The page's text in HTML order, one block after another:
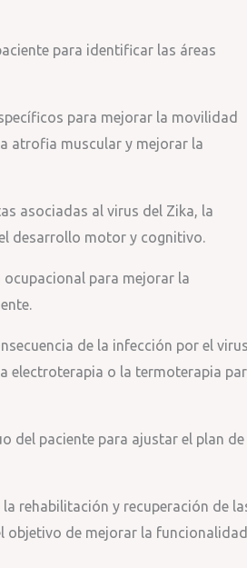
para identificar las áreas
para mejorar la movilidad
atrofia muscular y mejorar la
asociadas al virus del Zika, la
desarrollo motor y cognitivo.
ocupacional para mejorar la
de la infección por el
electroterapia o la termoterapia
del paciente para ajustar el plan de
rehabilitación y recuperación de
objetivo de mejorar la